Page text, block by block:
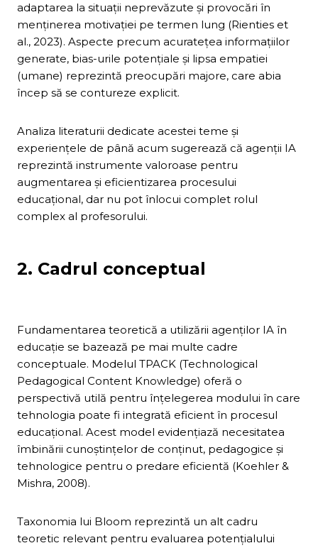
adaptarea la situații neprevăzute și provocări în
menținerea motivației pe termen lung (Rienties et
al., 2023). Aspecte precum acuratețea informațiilor
generate, bias-urile potențiale și lipsa empatiei
(umane) reprezintă preocupări majore, care abia
încep să se contureze explicit.
Analiza literaturii dedicate acestei teme și
experiențele de până acum sugerează că agenții IA
reprezintă instrumente valoroase pentru
augmentarea și eficientizarea procesului
educațional, dar nu pot înlocui complet rolul
complex al profesorului.
2. Cadrul conceptual
Fundamentarea teoretică a utilizării agenților IA în
educație se bazează pe mai multe cadre
conceptuale. Modelul TPACK (Technological
Pedagogical Content Knowledge) oferă o
perspectivă utilă pentru înțelegerea modului în care
tehnologia poate fi integrată eficient în procesul
educațional. Acest model evidențiază necesitatea
îmbinării cunoștințelor de conținut, pedagogice și
tehnologice pentru o predare eficientă (Koehler &
Mishra, 2008).
Taxonomia lui Bloom reprezintă un alt cadru
teoretic relevant pentru evaluarea potențialului